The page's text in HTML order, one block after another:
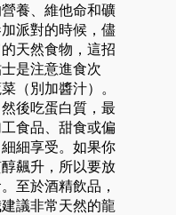
養、維他命和礦
派對的時候，儘
天然食物，這招
是注意進食次
（別加醬汁）。
後吃蛋白質，最
食品、甜食或偏
細享受。如果你
飆升，所以要放
至於酒精飲品，
議非常天然的龍